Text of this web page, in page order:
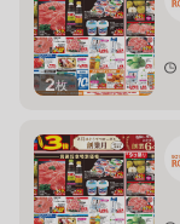
2枚